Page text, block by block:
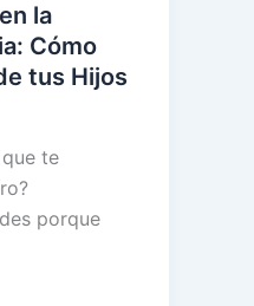
la
Cómo
tus Hijos
te
porque